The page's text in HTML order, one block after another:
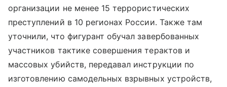
организации не менее 15 террористических
преступлений в 10 регионах России. Также там
уточнили, что фигурант обучал завербованных
участников тактике совершения терактов и
массовых убийств, передавал инструкции по
изготовлению самодельных взрывных устройств,